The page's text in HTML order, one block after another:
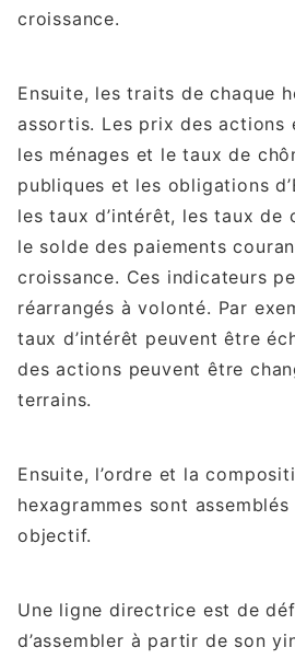
croissance.
Ensuite, les traits de chaque
assortis. Les prix des actions
les ménages et le taux de
publiques et les obligations
les taux d’intérêt, les taux de
le solde des paiements
croissance. Ces indicateurs
réarrangés à volonté. Par
taux d’intérêt peuvent être
des actions peuvent être
terrains.
Ensuite, l’ordre et la
hexagrammes sont
objectif.
Une ligne directrice est de
d’assembler à partir de son